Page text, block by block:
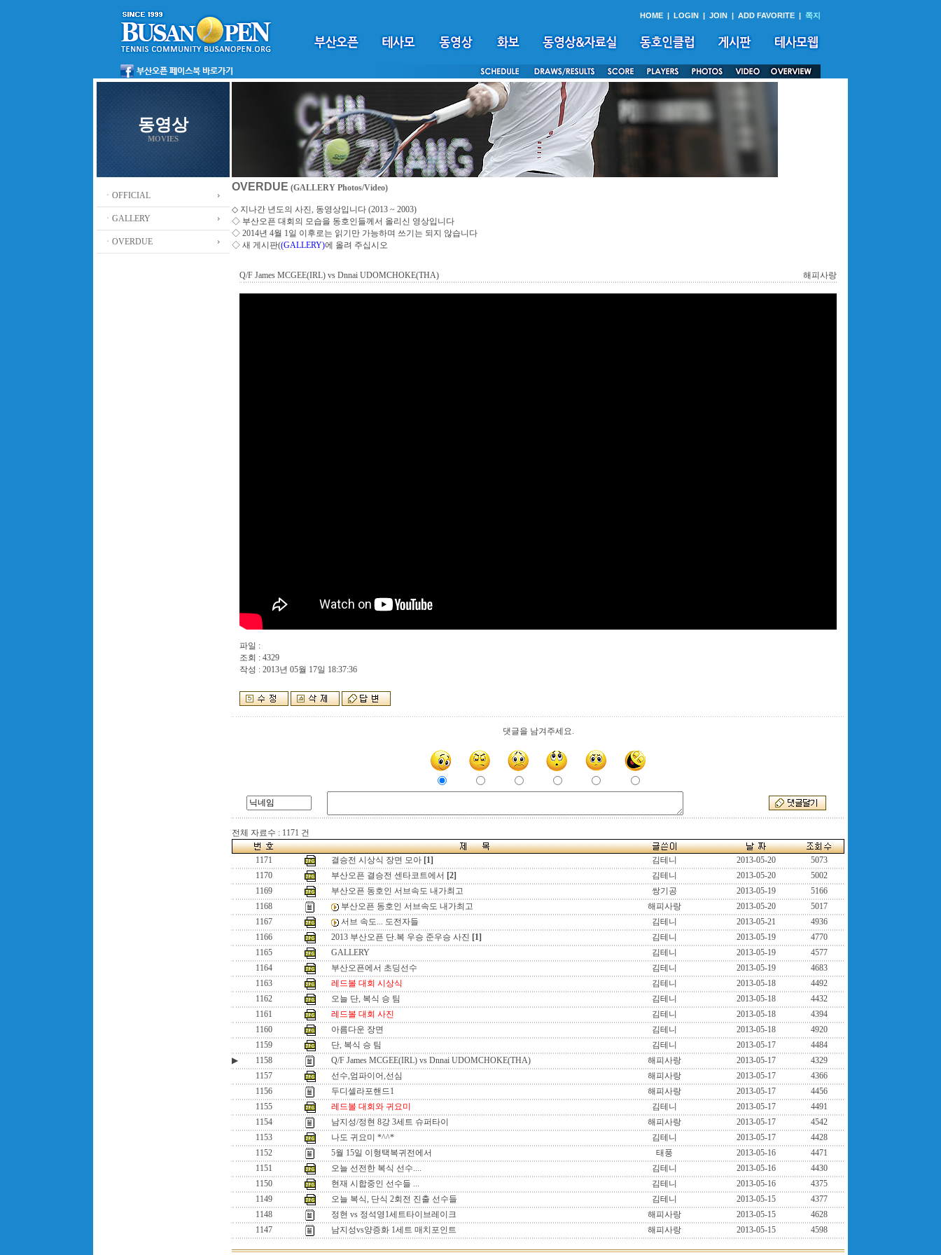
HOME | LOGIN | JOIN | ADD FAVORITE | 쪽지
동영상
MOVIES
ㆍOFFICIAL
ㆍGALLERY
ㆍOVERDUE
OVERDUE (GALLERY Photos/Video)
◇ 지나간 년도의 사진, 동영상입니다 (2013 ~ 2003)
◇ 부산오픈 대회의 모습을 동호인들께서 올리신 영상입니다
◇ 2014년 4월 1일 이후로는 읽기만 가능하며 쓰기는 되지 않습니다
◇ 새 게시판((GALLERY)에 올려 주십시오
Q/F James MCGEE(IRL) vs Dnnai UDOMCHOKE(THA) 해피사랑
파일 :
조회 : 4329
작성 : 2013년 05월 17일 18:37:36
댓글을 남겨주세요.
전체 자료수 : 1171 건
1171 결승전 시상식 장면 모아 [1] 김테니 2013-05-20
5073
1170
부산오픈 결승전 센타코트에서 [2] 김테니 2013-05-20
5002
1169
부산오픈 동호인 서브속도 내가최고 쌍기공 2013-05-19
5166
1168
부산오픈 동호인 서브속도 내가최고 해피사랑 2013-05-20
5017
1167
서브 속도... 도전자들 김테니 2013-05-21
4936
1166
2013 부산오픈 단.복 우승 준우승 사진 [1] 김테니 2013-05-19
4770
1165
GALLERY 김테니 2013-05-19
4577
1164
부산오픈에서 초딩선수 김테니 2013-05-19
4683
1163
레드볼 대회 시상식 김테니 2013-05-18
4492
1162
오늘 단, 복식 승 팀 김테니 2013-05-18
4432
1161
레드볼 대회 사진 김테니 2013-05-18
4394
1160
아름다운 장면 김테니 2013-05-18
4920
1159
단, 복식 승 팀 김테니 2013-05-17
4484
▶
1158 Q/F James MCGEE(IRL) vs Dnnai UDOMCHOKE(THA) 해피사랑 2013-05-17
4329
1157
선수,엄파이어,선심 해피사랑 2013-05-17
4366
1156
두디셀라포핸드1 해피사랑 2013-05-17
4456
1155
레드볼 대회와 귀요미 김테니 2013-05-17
4491
1154
남지성/정현 8강 3세트 슈퍼타이 해피사랑 2013-05-17
4542
1153
나도 귀요미 *^^* 김테니 2013-05-17
4428
1152
5월 15일 이형택복귀전에서 태풍 2013-05-16
4471
1151
오늘 선전한 복식 선수.... 김테니 2013-05-16
4430
1150
현재 시합중인 선수들 ... 김테니 2013-05-16
4375
1149
오늘 복식, 단식 2회전 진출 선수들 김테니 2013-05-15
4377
1148
정현 vs 정석영1세트타이브레이크 해피사랑 2013-05-15
4628
1147
남지성vs양증화 1세트 매치포인트 해피사랑 2013-05-15 4598